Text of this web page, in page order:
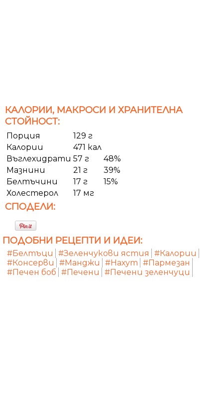
КАЛОРИИ, МАКРОСИ И ХРАНИТЕЛНА
СТОЙНОСТ:
Порция
129 г
Калории
471 кал
Въглехидрати 57 г
48%
Мазнини
21 г
39%
Белтъчини
17 г
15%
Холестерол
17 мг
СПОДЕЛИ:
ПОДОБНИ РЕЦЕПТИ И ИДЕИ:
#Белтъци #Зеленчукови ястия
#Калории
#Консерви
#Манджи #Нахут #Пармезан
#Печен боб #Печени #Печени зеленчуци